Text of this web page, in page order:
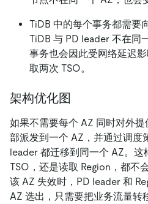
TiDB 中的每个事务都需要
TiDB 与 PD leader 不在同
事务也会因此受网络延迟
取两次 TSO。
架构优化图
如果不需要每个 AZ 同时对外
部派发到一个 AZ，并通过调度
leader 都迁移到同一个 AZ。这
TSO，还是读取 Region，都不
该 AZ 失效时，PD leader 和
AZ 选出，只需要把业务流量转